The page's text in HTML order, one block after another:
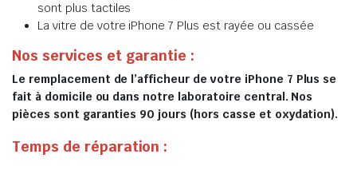
sont plus tactiles
La vitre de votre iPhone 7 Plus est rayée ou cassée
Nos services et garantie :
Le remplacement de l’afficheur de votre iPhone 7 Plus se
fait à domicile ou dans notre laboratoire central. Nos
pièces sont garanties 90 jours (hors casse et oxydation).
Temps de réparation :